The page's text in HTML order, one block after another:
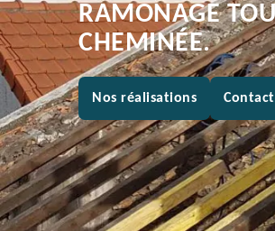
RAMONAGE
CHEMINÉE.
Nos réalisations